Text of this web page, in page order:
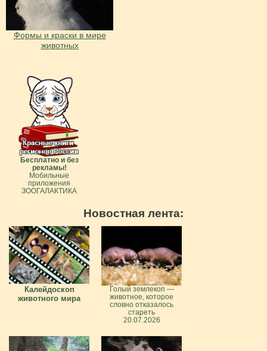
Формы и краски в мире
животных
Бесплатно и без
рекламы!
Мобильные
приложения
ЗООГАЛАКТИКА
Новостная лента:
Калейдоскоп
животного мира
Голый землекоп —
животное, которое
словно отказалось
стареть
20.07.2026